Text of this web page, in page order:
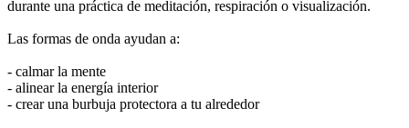
durante una práctica de meditación, respiración o visualización.
Las formas de onda ayudan a:
- calmar la mente
- alinear la energía interior
- crear una burbuja protectora a tu alrededor